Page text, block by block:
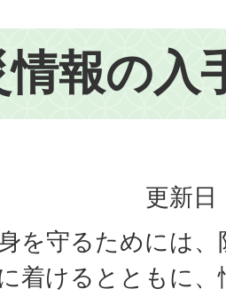
情報の入
更新
を守るためには
着けるとともに